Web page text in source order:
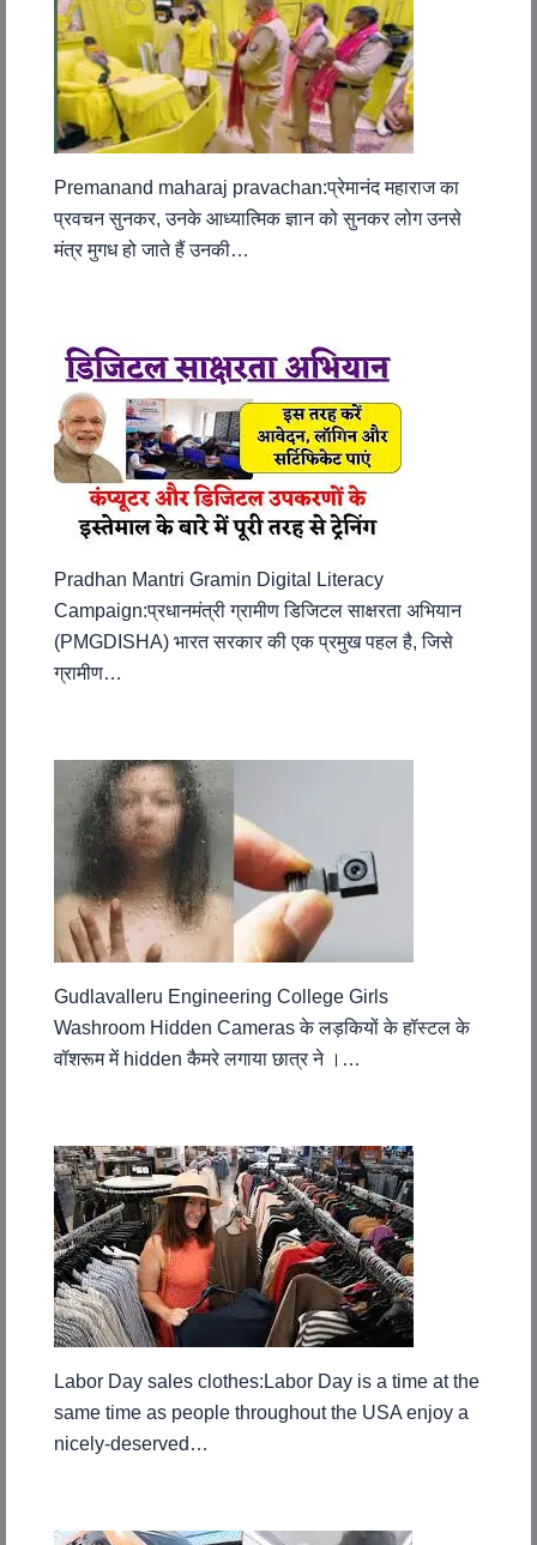
Premanand maharaj pravachan:प्रेमानंद महाराज का
प्रवचन सुनकर, उनके आध्यात्मिक ज्ञान को सुनकर लोग उनसे
मंत्र मुगध हो जाते हैं उनकी…
Pradhan Mantri Gramin Digital Literacy
Campaign:प्रधानमंत्री ग्रामीण डिजिटल साक्षरता अभियान
(PMGDISHA) भारत सरकार की एक प्रमुख पहल है, जिसे
ग्रामीण…
Gudlavalleru Engineering College Girls
Washroom Hidden Cameras के लड़कियों के हॉस्टल के
वॉशरूम में hidden कैमरे लगाया छात्र ने ।…
Labor Day sales clothes:Labor Day is a time at the
same time as people throughout the USA enjoy a
nicely-deserved…